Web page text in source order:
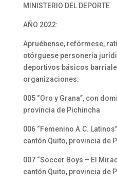
MINISTERIO DEL DEPORTE
AÑO 2022:
Apruébense, refórmese,
otórguese personería
deportivos básicos
organizaciones:
005 “Oro y Grana”, con
provincia de Pichincha
006 “Femenino A.C.
cantón Quito, provincia de
007 “Soccer Boys – El
cantón Quito, provincia de